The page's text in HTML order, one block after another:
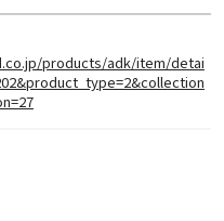
products/adk/item/detai